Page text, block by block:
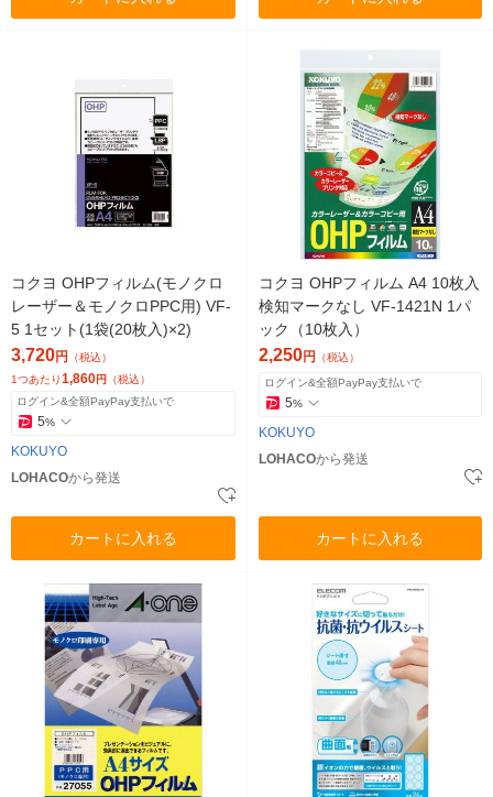
コクヨ OHPフィルム(モノクロ
レーザー＆モノクロPPC用) VF-
5 1セット(1袋(20枚入)×2)
3,720円 （税込）
1つあたり1,860円 （税込）
ログイン&全額PayPay支払いで
5%
KOKUYO
LOHACOから発送
カートに入れる
コクヨ OHPフィルム A4 10枚入
検知マークなし VF-1421N 1パ
ック（10枚入）
2,250円 （税込）
ログイン&全額PayPay支払いで
5%
KOKUYO
LOHACOから発送
カートに入れる